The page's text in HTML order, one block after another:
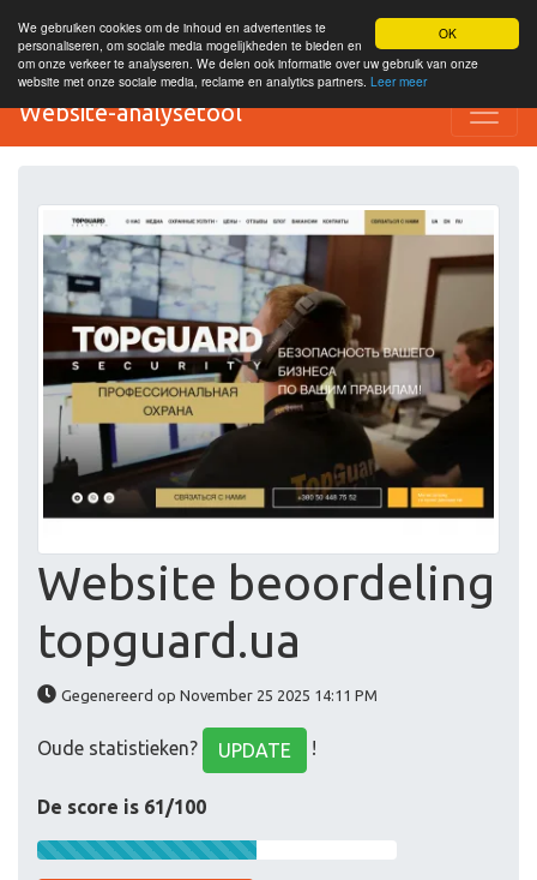
OK
We gebruiken cookies om de inhoud en advertenties te
personaliseren, om sociale media mogelijkheden te bieden en
om onze verkeer te analyseren. We delen ook informatie over uw gebruik van onze
website met onze sociale media, reclame en analytics partners. Leer meer
Website-analysetool
Website beoordeling
topguard.ua
Gegenereerd op November 25 2025 14:11 PM
Oude statistieken? UPDATE !
De score is 61/100